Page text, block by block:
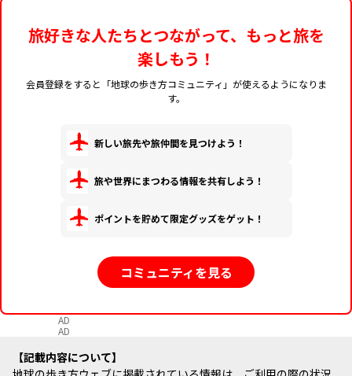
旅好きな人たちとつながって、もっと旅を
楽しもう！
会員登録をすると「地球の歩き方コミュニティ」が使えるようになりま
す。
新しい旅先や旅仲間を見つけよう！
旅や世界にまつわる情報を共有しよう！
ポイントを貯めて限定グッズをゲット！
コミュニティを見る
AD
AD
記載内容について